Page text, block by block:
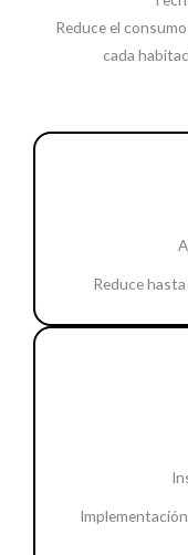
Reduce el
cada
Reduce